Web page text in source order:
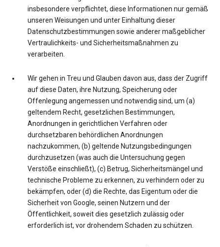
insbesondere verpflichtet, diese Informationen nur gemäß
unseren Weisungen und unter Einhaltung dieser
Datenschutzbestimmungen sowie anderer maßgeblicher
Vertraulichkeits- und Sicherheitsmaßnahmen zu
verarbeiten.
Wir gehen in Treu und Glauben davon aus, dass der Zugriff
auf diese Daten, ihre Nutzung, Speicherung oder
Offenlegung angemessen und notwendig sind, um (a)
geltendem Recht, gesetzlichen Bestimmungen,
Anordnungen in gerichtlichen Verfahren oder
durchsetzbaren behördlichen Anordnungen
nachzukommen, (b) geltende Nutzungsbedingungen
durchzusetzen (was auch die Untersuchung gegen
Verstöße einschließt), (c) Betrug, Sicherheitsmängel und
technische Probleme zu erkennen, zu verhindern oder zu
bekämpfen, oder (d) die Rechte, das Eigentum oder die
Sicherheit von Google, seinen Nutzern und der
Öffentlichkeit, soweit dies gesetzlich zulässig oder
erforderlich ist, vor drohendem Schaden zu schützen.